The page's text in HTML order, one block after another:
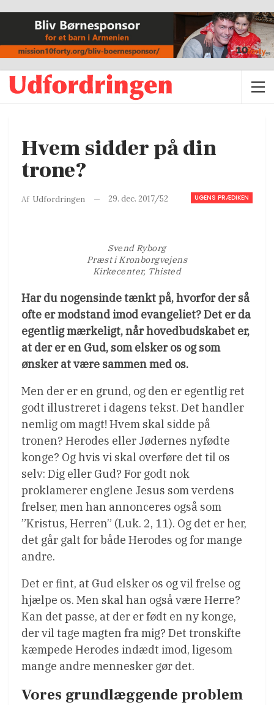
Hvem sidder på din
trone?
UGENS PRÆDIKEN
Af Udfordringen 29. dec. 2017/52
Svend Ryborg
Præst i Kronborgvejens
Kirkecenter, Thisted
Har du nogensinde tænkt på, hvorfor der så
ofte er modstand imod evangeliet? Det er da
egentlig mærkeligt, når hovedbudskabet er,
at der er en Gud, som elsker os og som
ønsker at være sammen med os.
Men der er en grund, og den er egentlig ret
godt illustreret i dagens tekst. Det handler
nemlig om magt! Hvem skal sidde på
tronen? Herodes eller Jødernes nyfødte
konge? Og hvis vi skal overføre det til os
selv: Dig eller Gud? For godt nok
proklamerer englene Jesus som verdens
frelser, men han annonceres også som
”Kristus, Herren” (Luk. 2, 11). Og det er her,
det går galt for både Herodes og for mange
andre.
Det er fint, at Gud elsker os og vil frelse og
hjælpe os. Men skal han også være Herre?
Kan det passe, at der er født en ny konge,
der vil tage magten fra mig? Det tronskifte
kæmpede Herodes indædt imod, ligesom
mange andre mennesker gør det.
Vores grundlæggende problem